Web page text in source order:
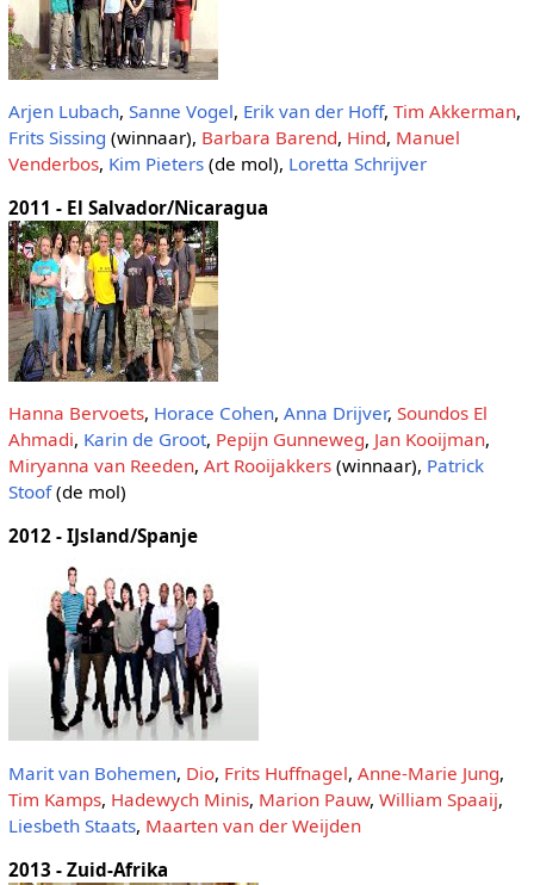
Arjen Lubach, Sanne Vogel, Erik van der Hoff, Tim Akkerman,
Frits Sissing (winnaar), Barbara Barend, Hind, Manuel
Venderbos, Kim Pieters(de mol), Loretta Schrijver
2011 - El Salvador/Nicaragua
Hanna Bervoets, Horace Cohen, Anna Drijver, Soundos El
Ahmadi, Karin de Groot, Pepijn Gunneweg, Jan Kooijman,
Miryanna van Reeden, Art Rooijakkers(winnaar), Patrick
Stoof(de mol)
2012 - IJsland/Spanje
Marit van Bohemen, Dio, Frits Huffnagel, Anne-Marie Jung,
Tim Kamps, Hadewych Minis, Marion Pauw, William Spaaij,
Liesbeth Staats, Maarten van der Weijden
2013 - Zuid-Afrika